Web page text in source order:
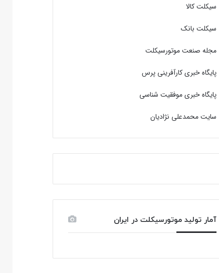
سیکلت کالا
سیکلت بانک
مجله صنعت موتورسیکلت
پایگاه خبری کارآفرینی پرس
پایگاه خبری موفقیت شناسی
سایت محمدعلی نژادیان
آمار تولید موتورسیکلت در ایران